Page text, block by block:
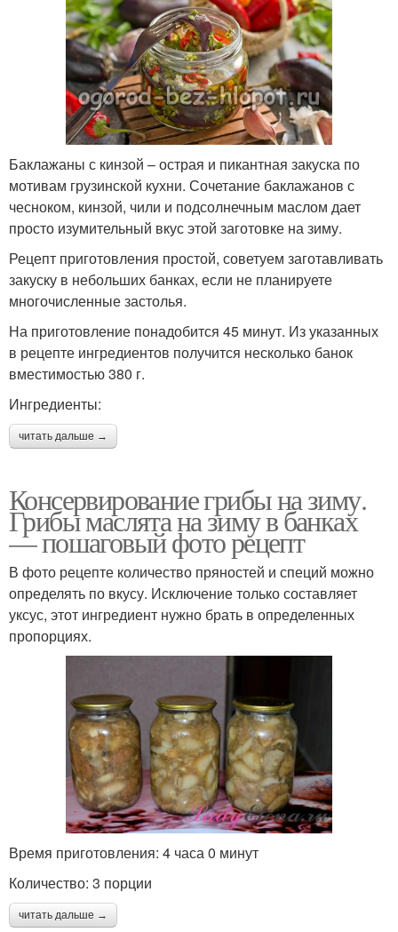
Баклажаны с кинзой – острая и пикантная закуска по
мотивам грузинской кухни. Сочетание баклажанов с
чесноком, кинзой, чили и подсолнечным маслом дает
просто изумительный вкус этой заготовке на зиму.
Рецепт приготовления простой, советуем заготавливать
закуску в небольших банках, если не планируете
многочисленные застолья.
На приготовление понадобится 45 минут. Из указанных
в рецепте ингредиентов получится несколько банок
вместимостью 380 г.
Ингредиенты:
читать дальше →
Консервирование грибы на зиму.
Грибы маслята на зиму в банках
— пошаговый фото рецепт
В фото рецепте количество пряностей и специй можно
определять по вкусу. Исключение только составляет
уксус, этот ингредиент нужно брать в определенных
пропорциях.
Время приготовления: 4 часа 0 минут
Количество: 3 порции
читать дальше →